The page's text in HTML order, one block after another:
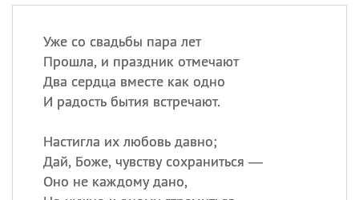
Уже со свадьбы пара лет
Прошла, и праздник отмечают
Два сердца вместе как одно
И радость бытия встречают.
Настигла их любовь давно;
Дай, Боже, чувству сохраниться —
Оно не каждому дано,